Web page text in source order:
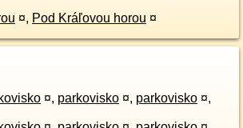
¤, Pod Kráľovou horou ¤
¤, parkovisko ¤, parkovisko ¤,